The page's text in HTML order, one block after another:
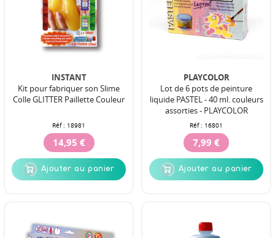
INSTANT
Kit pour fabriquer son Slime
Colle GLITTER Paillette Couleur
Réf : 18981
14,95 €
Ajouter au panier
PLAYCOLOR
Lot de 6 pots de peinture
liquide PASTEL - 40 ml. couleurs
assorties - PLAYCOLOR
Réf : 16801
7,99 €
Ajouter au panier